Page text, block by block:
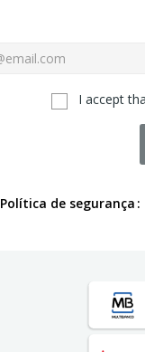
I accept
Política de segurança